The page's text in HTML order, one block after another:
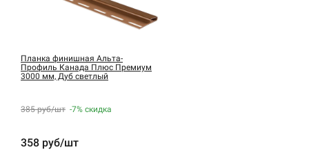
Планка финишная Альта-
Профиль Канада Плюс Премиум
3000 мм, Дуб светлый
385 руб/шт -7% скидка
358 руб/шт